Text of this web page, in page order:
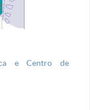
e Centro de